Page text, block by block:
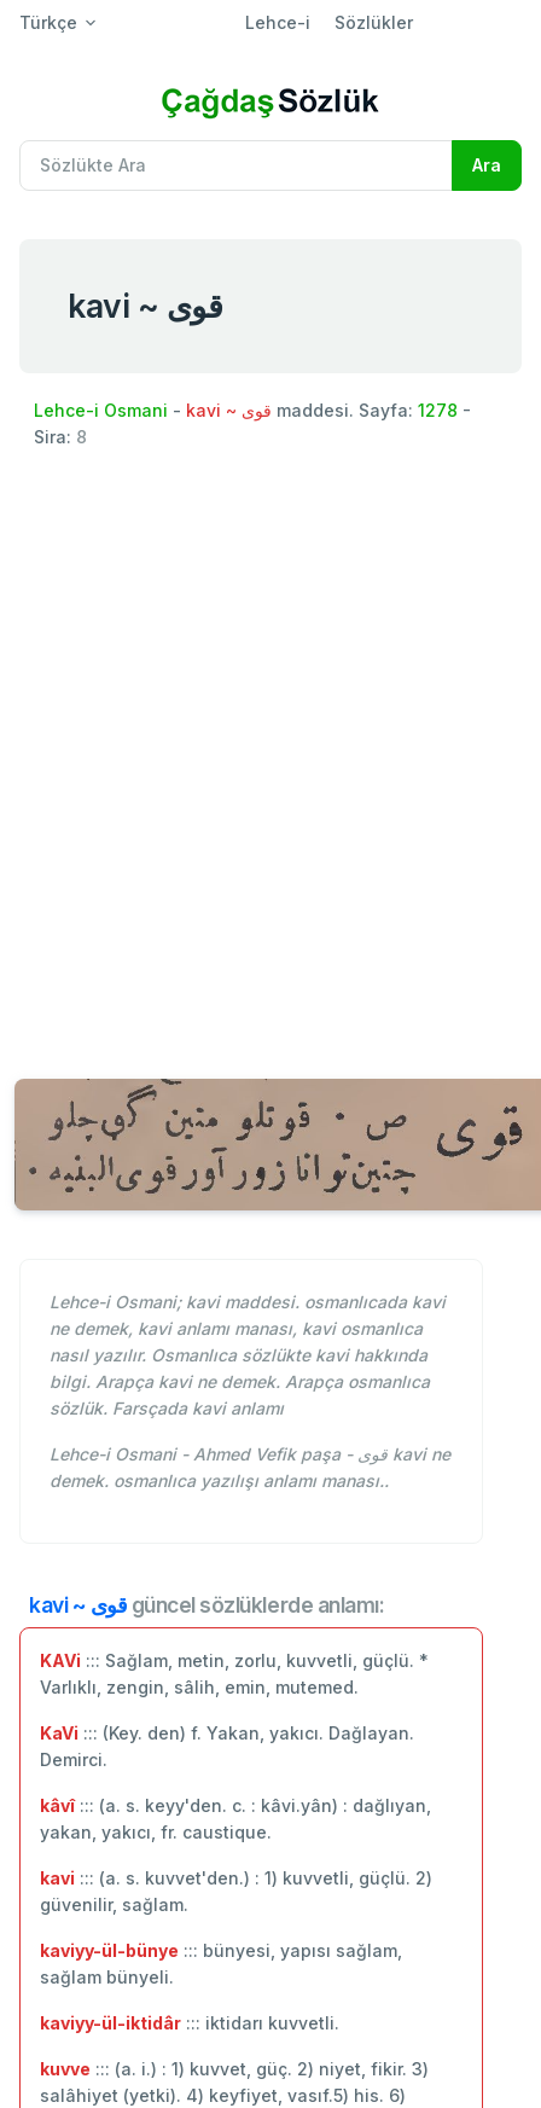
Türkçe Lehce-i Sözlükler
kavi ~ قوی
Lehce-i Osmani - kavi ~ قوی maddesi. Sayfa: 1278 -
Sira: 8
Lehce-i Osmani; kavi maddesi. osmanlıcada kavi
ne demek, kavi anlamı manası, kavi osmanlıca
nasıl yazılır. Osmanlıca sözlükte kavi hakkında
bilgi. Arapça kavi ne demek. Arapça osmanlıca
sözlük. Farsçada kavi anlamı
Lehce-i Osmani - Ahmed Vefik paşa - قوی kavi ne
demek. osmanlıca yazılışı anlamı manası..
kavi ~ قوی güncel sözlüklerde anlamı:
KAVi ::: Sağlam, metin, zorlu, kuvvetli, güçlü. *
Varlıklı, zengin, sâlih, emin, mutemed.
KaVi ::: (Key. den) f. Yakan, yakıcı. Dağlayan.
Demirci.
kâvî::: (a. s. keyy'den. c. : kâvi.yân) : dağlıyan,
yakan, yakıcı, fr. caustique.
kavi ::: (a. s. kuvvet'den.) : 1) kuvvetli, güçlü. 2)
güvenilir, sağlam.
kaviyy-ül-bünye ::: bünyesi, yapısı sağlam,
sağlam bünyeli.
kaviyy-ül-iktidâr ::: iktidarı kuvvetli.
kuvve ::: (a. i.) : 1) kuvvet, güç. 2) niyet, fikir. 3)
salâhiyet (yetki). 4) keyfiyet, vasıf.5) his. 6)